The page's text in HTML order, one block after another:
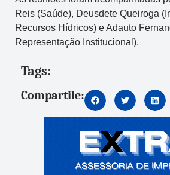
Reis (Saúde), Deusdete Queiroga
Recursos Hídricos) e Adauto
Representação Institucional).
Tags:
Compartile: